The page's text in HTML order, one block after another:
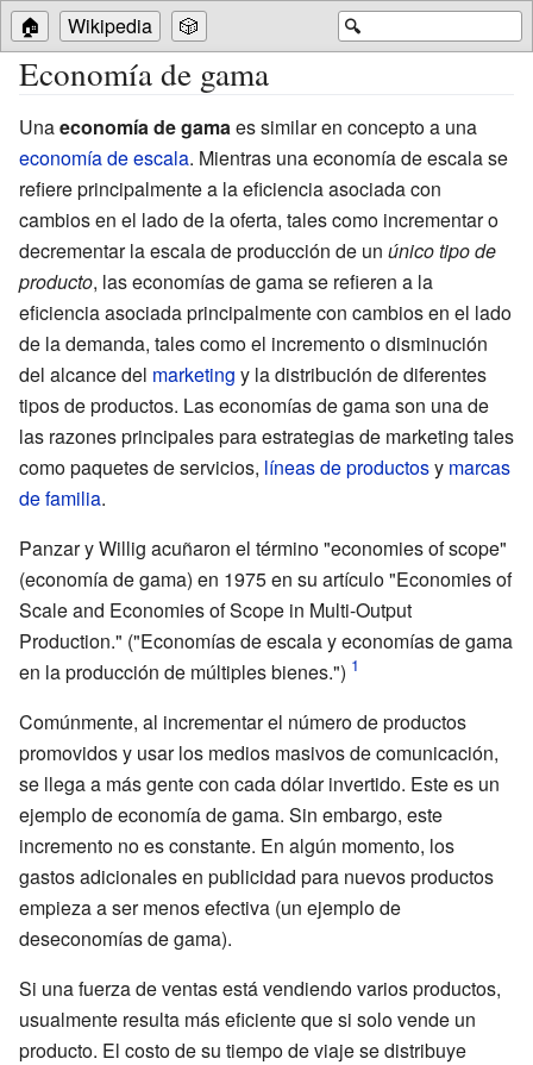
🔍
🏠 Wikipedia 🎲
Economía de gama
Unaeconomía de gama es similar en concepto a una
economía de escala. Mientras una economía de escala se
refiere principalmente a la eficiencia asociada con
cambios en el lado de la oferta, tales como incrementar o
decrementar la escala de producción de un único tipo de
producto, las economías de gama se refieren a la
eficiencia asociada principalmente con cambios en el lado
de la demanda, tales como el incremento o disminución
del alcance del marketing y la distribución de diferentes
tipos de productos. Las economías de gama son una de
las razones principales para estrategias de marketing tales
como paquetes de servicios, líneas de productosy marcas
de familia.
Panzar y Willig acuñaron el término "economies of scope"
(economía de gama) en 1975 en su artículo "Economies of
Scale and Economies of Scope in Multi-Output
Production." ("Economías de escala y economías de gama
en la producción de múltiples bienes.")
Comúnmente, al incrementar el número de productos
promovidos y usar los medios masivos de comunicación,
se llega a más gente con cada dólar invertido. Este es un
ejemplo de economía de gama. Sin embargo, este
incremento no es constante. En algún momento, los
gastos adicionales en publicidad para nuevos productos
empieza a ser menos efectiva (un ejemplo de
deseconomías de gama).
Si una fuerza de ventas está vendiendo varios productos,
usualmente resulta más eficiente que si solo vende un
producto. El costo de su tiempo de viaje se distribuye